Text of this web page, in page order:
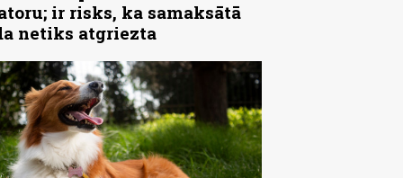
ir risks, ka samaksātā
netiks atgriezta